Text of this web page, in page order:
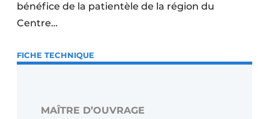
bénéfice de la patientèle de la région du
Centre…
FICHE TECHNIQUE
MAÎTRE D’OUVRAGE